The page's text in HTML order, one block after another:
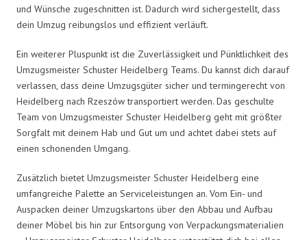
und Wünsche zugeschnitten ist. Dadurch wird sichergestellt, dass
dein Umzug reibungslos und effizient verläuft.
Ein weiterer Pluspunkt ist die Zuverlässigkeit und Pünktlichkeit des
Umzugsmeister Schuster Heidelberg Teams. Du kannst dich darauf
verlassen, dass deine Umzugsgüter sicher und termingerecht von
Heidelberg nach Rzeszów transportiert werden. Das geschulte
Team von Umzugsmeister Schuster Heidelberg geht mit größter
Sorgfalt mit deinem Hab und Gut um und achtet dabei stets auf
einen schonenden Umgang.
Zusätzlich bietet Umzugsmeister Schuster Heidelberg eine
umfangreiche Palette an Serviceleistungen an. Vom Ein- und
Auspacken deiner Umzugskartons über den Abbau und Aufbau
deiner Möbel bis hin zur Entsorgung von Verpackungsmaterialien